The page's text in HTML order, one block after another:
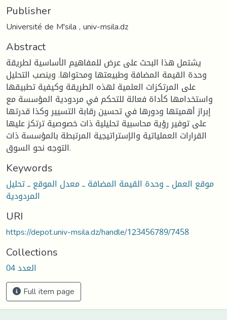
Publisher
Université de M'sila , univ-msila.dz
Abstract
يشتمل هذا البحث على عرض للمفاهيم الأساسية لطريقة
وحدة القيمة المضافة وطبيعتها ومحتواها. وينصب التحليل
على المرتكزات العلمية لهذه الطريقة وكيفية تطبيقها
واستخدامها كأداة فعالة للتحكم في مردودية المؤسسة مع
إبراز أهميتها ودورها في تحسين رقابة التسيير وكذا قدرتها
على توفير رؤية محاسبية تحليلية ذات خصوصية ترتكز عليها
القرارات العملياتية والإستراتيجية المرتبطة بالمؤسسة ذات
التوجه نحو السوق.
Keywords
موقع العمل ــ وحدة القيمة المضافة ــ معدل الموقع ــ تحليل
المردودية
URI
https://depot.univ-msila.dz/handle/123456789/7458
Collections
العدد 04
Full item page